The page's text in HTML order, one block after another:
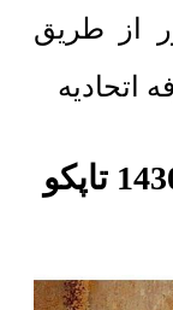
از طریق
اتحادیه